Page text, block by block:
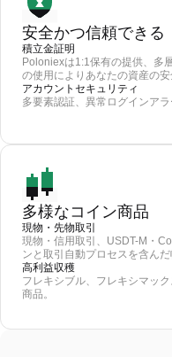
安全かつ信頼できる
積立金証明
Poloniexは1:1保有の提供、多
の使用によりあなたの資産の
アカウントセキュリティ
多要素認証、異常ログインア
多様なコイン商品
現物・先物取引
現物・信用取引、USDT-M・
ンと取引自動プロセスを含んだ
高利益収穫
フレキシブル、フレキシマッ
商品。